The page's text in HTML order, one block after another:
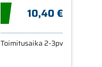
10,40 €
Toimitusaika 2-3pv